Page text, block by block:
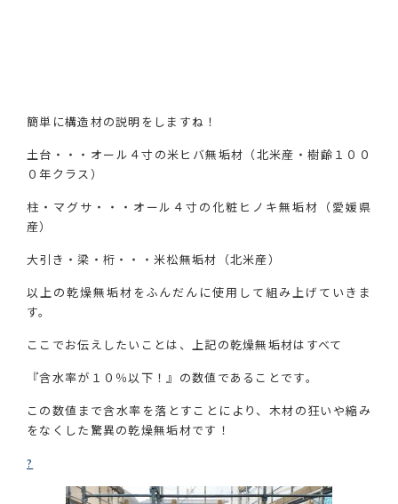
簡単に構造材の説明をしますね！
土台・・・オール４寸の米ヒバ無垢材（北米産・樹齢１００
０年クラス）
柱・マグサ・・・オール４寸の化粧ヒノキ無垢材（愛媛県
産）
大引き・梁・桁・・・米松無垢材（北米産）
以上の乾燥無垢材をふんだんに使用して組み上げていきま
す。
ここでお伝えしたいことは、上記の乾燥無垢材はすべて
『含水率が１０％以下！』の数値であることです。
この数値まで含水率を落とすことにより、木材の狂いや縮み
をなくした驚異の乾燥無垢材です！
?